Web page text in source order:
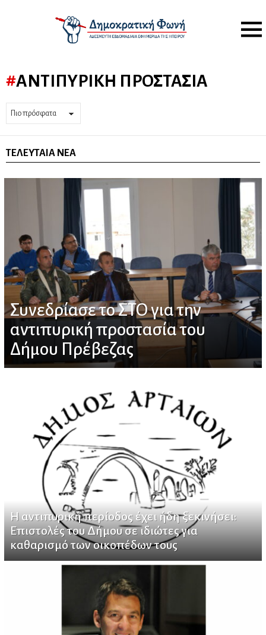
Menu
ΑΝΤΙΠΥΡΙΚΉ ΠΡΟΣΤΑΣΊΑ
ΤΕΛΕΥΤΑΊΑ ΝΈΑ
Συνεδρίασε το ΣΤΟ για την
αντιπυρική προστασία του
Δήμου Πρέβεζας
Η αντιπυρική περίοδος έχει ήδη ξεκινήσει:
Επιστολές του Δήμου σε ιδιώτες για
καθαρισμό των οικοπέδων τους